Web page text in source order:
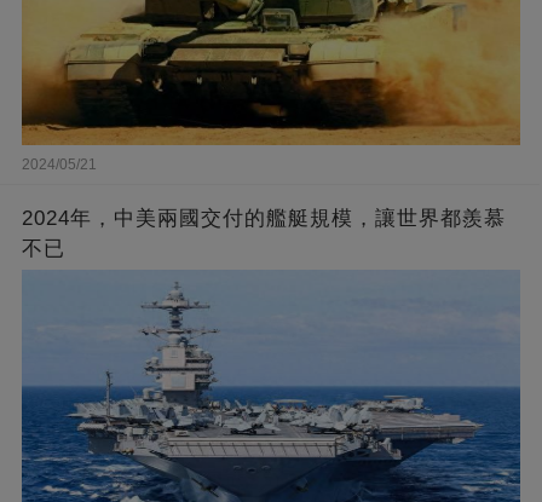
2024/05/21
2024年，中美兩國交付的艦艇規模，讓世界都羨慕
不已